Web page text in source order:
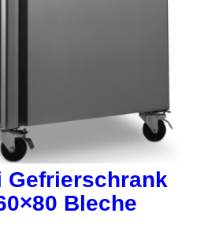
Gefrierschrank
Bleche